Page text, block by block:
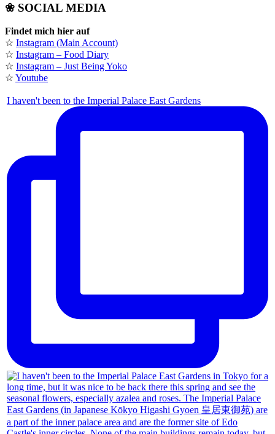
❀ SOCIAL MEDIA
Findet mich hier auf
☆ Instagram (Main Account)
☆ Instagram – Food Diary
☆ Instagram – Just Being Yoko
☆ Youtube
I haven't been to the Imperial Palace East Gardens